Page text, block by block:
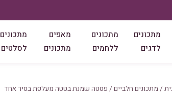
מתכונים
לדגים
מתכונים
ללחמים
מאפים
מתכונים
מתכונים
לסלטים
/ מתכונים חלביים / פסטה שמנת בטטה מעלפת בסיר אחד